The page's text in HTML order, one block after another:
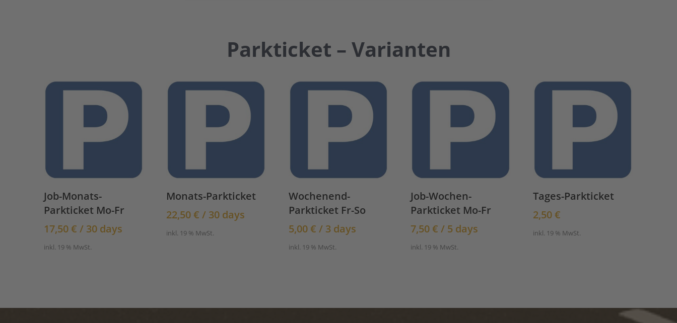
Parkticket – Varianten
Job-Monats-
Parkticket Mo-Fr
17,50€ / 30 days
inkl. 19 % MwSt.
Monats-Parkticket
22,50€ / 30 days
inkl. 19 % MwSt.
Wochenend-
Parkticket Fr-So
5,00€ / 3 days
inkl. 19 % MwSt.
Job-Wochen-
Parkticket Mo-Fr
7,50€ / 5 days
inkl. 19 % MwSt.
Tages-Parkticket
2,50€
inkl. 19 % MwSt.